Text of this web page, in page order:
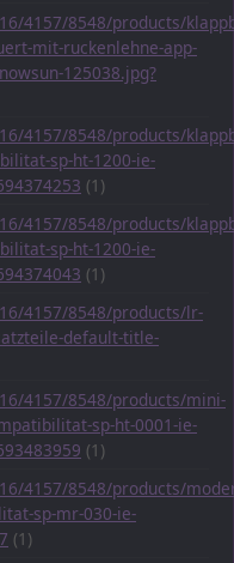
4157/8548/products/
mit-ruckenlehne-app-
125038.jpg?
4157/8548/products/
sp-ht-1200-ie-
(1)
4157/8548/products/
sp-ht-1200-ie-
(1)
4157/8548/products/lr-
default-title-
4157/8548/products/mini-
sp-ht-0001-ie-
(1)
4157/8548/products/
sp-mr-030-ie-
(1)